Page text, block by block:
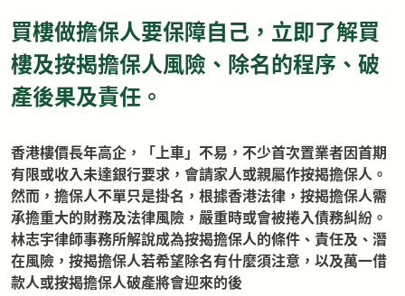
買樓做擔保人要保障自己，立即了解買
樓及按揭擔保人風險、除名的程序、破
產後果及責任。
香港樓價長年高企，「上車」不易，不少首次置業者因首期
有限或收入未達銀行要求，會請家人或親屬作按揭擔保人。
然而，擔保人不單只是掛名，根據香港法律，按揭擔保人需
承擔重大的財務及法律風險，嚴重時或會被捲入債務糾紛。
林志宇律師事務所解說成為按揭擔保人的條件、責任及、潛
在風險，按揭擔保人若希望除名有什麼須注意，以及萬一借
款人或按揭擔保人破產將會迎來的後